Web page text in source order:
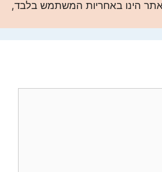
הינו באחריות המשתמש בלבד,